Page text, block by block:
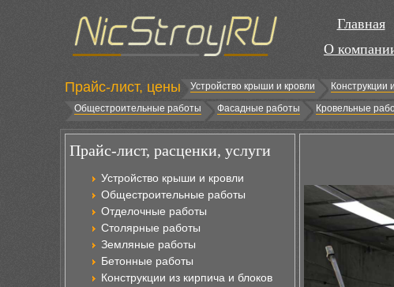
Главная
О
Прайс-лист, цены Устройство крыши и кровли Конструкции
Общестроительные работы
Фасадные работы Кровельные
Прайс-лист, расценки, услуги
Устройство крыши и кровли
Общестроительные работы
Отделочные работы
Столярные работы
Земляные работы
Бетонные работы
Конструкции из кирпича и блоков